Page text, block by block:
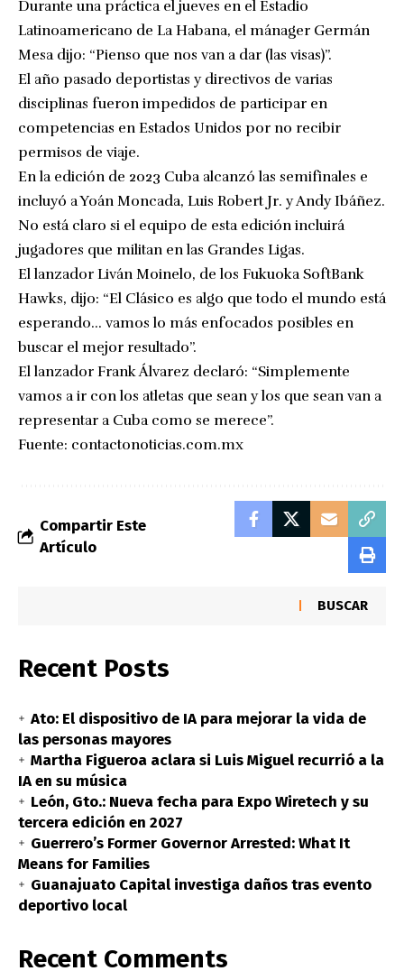
Durante una práctica el jueves en el Estadio
Latinoamericano de La Habana, el mánager Germán
Mesa dijo: “Pienso que nos van a dar (las visas)”.
El año pasado deportistas y directivos de varias
disciplinas fueron impedidos de participar en
competencias en Estados Unidos por no recibir
permisos de viaje.
En la edición de 2023 Cuba alcanzó las semifinales e
incluyó a Yoán Moncada, Luis Robert Jr. y Andy Ibáñez.
No está claro si el equipo de esta edición incluirá
jugadores que militan en las Grandes Ligas.
El lanzador Liván Moinelo, de los Fukuoka SoftBank
Hawks, dijo: “El Clásico es algo que todo el mundo está
esperando… vamos lo más enfocados posibles en
buscar el mejor resultado”.
El lanzador Frank Álvarez declaró: “Simplemente
vamos a ir con los atletas que sean y los que sean van a
representar a Cuba como se merece”.
Fuente: contactonoticias.com.mx
Compartir Este
Artículo
BUSCAR
Recent Posts
Ato: El dispositivo de IA para mejorar la vida de
las personas mayores
Martha Figueroa aclara si Luis Miguel recurrió a la
IA en su música
León, Gto.: Nueva fecha para Expo Wiretech y su
tercera edición en 2027
Guerrero’s Former Governor Arrested: What It
Means for Families
Guanajuato Capital investiga daños tras evento
deportivo local
Recent Comments